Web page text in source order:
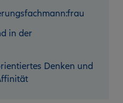
in der
Denken und